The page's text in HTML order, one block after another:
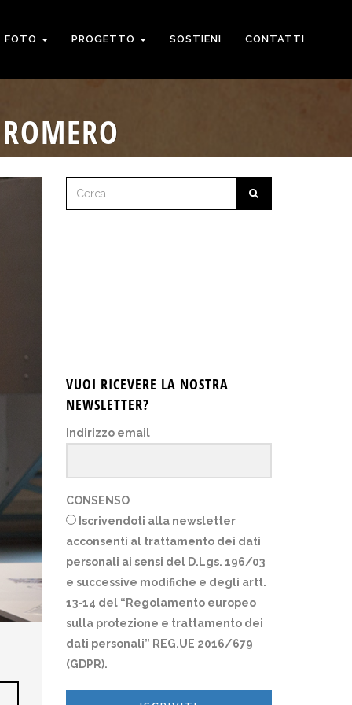
FOTO PROGETTO SOSTIENI CONTATTI
VUOI RICEVERE LA NOSTRA
NEWSLETTER?
Indirizzo email
CONSENSO
Iscrivendoti alla newsletter
acconsenti al trattamento dei dati
personali ai sensi del D.Lgs. 196/03
e successive modifiche e degli artt.
13-14 del “Regolamento europeo
sulla protezione e trattamento dei
dati personali” REG.UE 2016/679
(GDPR).